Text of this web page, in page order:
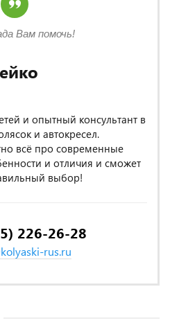
и опытный консультант в
и автокресел.
всё про современные
и отличия и сможет
выбор!
226-26-28
rus.ru
Вам помочь!